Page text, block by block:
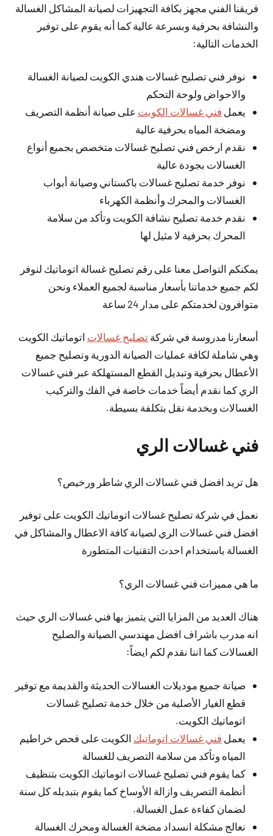
فريقنا الفني مجهز بكافة التجهيزات لصيانة المشاكل الغسالة
والنشافة بحرفية وبسرعة عالية كما أنه يقوم على توفير
الخدمات التالية:
نوفر فني تصليح غسالات هندي الكويت لصيانة الغسالة
والاحواض ولوحة التحكم
يعمل فني غسالات الكويت على صيانة أنظمة التصريف
ومضخة المياه بحرفية عالية
نقدم ارخص فني تصليح غسالات متخصص بجميع أنواع
الغسالات بجودة عالية
نوفر خدمة تصليح غسالات باكستاني وصيانة أبواب
الغسالات والمحرك وأنظمة الكهرباء
نقدم خدمة تصليح نشافة الكويت وتأكد من سلامة
المحرك بحرفية لا مثيل لها
يمكنكم التواصل معنا على رقم تصليح غسالة اتوماتيك لنوفر
لكم جميع خدماتنا بأسعار مناسبة لجميع العملاء ونحن
متوافرون لخدمتكم على مدار 24 ساعة
أسعارنا مدروسة في شركة تصليح غسالات اتوماتيك الكويت
وهي شاملة لكافة عمليات الصيانة الدورية وتصليح جميع
الأعطال بحرفية وتبديل القطع المستهلكة عبر فني غسالات
الري كما نقدم أيضاً خدمات خاصة في الفك والتركيب
الغسالات وبخدمة نقل بتكلفة بسيطة.
فني غسالات الري
هل تريد افضل فني غسالات الري شاطر ورخيص؟
نعمل في شركة تصليح غسالات اتوماتيك الكويت على توفير
افضل فني غسالات الري لصيانة كافة الاعطال والمشاكل في
الغسالة باستخدام احدث التقنيات المتطورة
ما هي مميزات فني غسالات الري؟
هناك العديد من المزايا التي يتميز بها فني غسالات الري حيث
انه مدرب باشراف افضل مهندسي الصيانة والصليح
الغسالات كما اننا نقدم لكم ايضاً:
صيانة جميع موديلات الغسالات الحديثة والقديمة مع توفير
قطع الغيار الأصلية من خلال خدمة تصليح غسالات
اتوماتيك الكويت.
يعمل فني غسالات اتوماتيك الكويت على فحص خراطيم
المياه وتأكد من سلامة التصريف للغسالة
كما يقوم فني تصليح غسالات اتوماتيك الكويت بتنظيف
أنظمة التصريف وازالة الأوساخ كما يقوم بتبديله كل سنة
لضمان كفاءة عمل الغسالة.
نعالج مشكلة انسداد مضخة الغسالة ومحرك الغسالة